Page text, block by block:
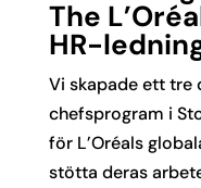
The
HR-
Vi skapade ett tre
chefsprogram i
för L’Oréals
stötta deras